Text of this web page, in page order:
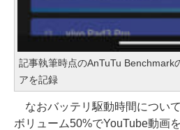
記事執筆時点のAnTuTu Benchmark
アを記録
なおバッテリ駆動時間につい
ボリューム50%でYouTube動画